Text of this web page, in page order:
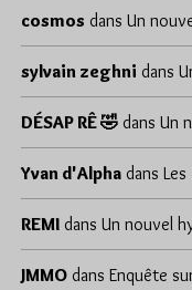
cosmos dans Un
sylvain zeghni dans
DÉSAP RÊ 🤣 dans Un
Yvan d'Alpha dans Les
REMI dans Un nouvel
JMMO dans Enquête